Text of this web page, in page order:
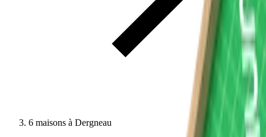
6 maisons à Dergneau